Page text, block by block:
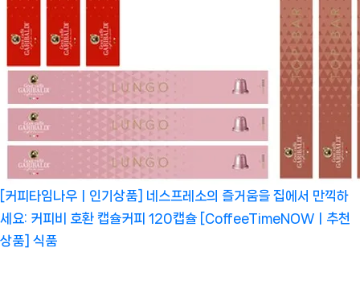
[커피타임나우ㅣ인기상품] 네스프레소의 즐거움을 집에서 만끽하
세요: 커피비 호환 캡슐커피 120캡슐 [CoffeeTimeNOWㅣ추천
상품]
식품